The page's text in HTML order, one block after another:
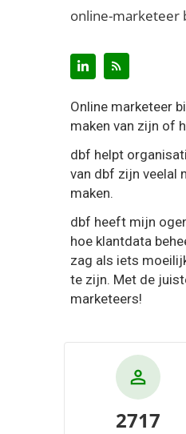
online-marketeer
Online marketeer
maken van zijn of
dbf helpt
van dbf zijn veelal
maken.
dbf heeft mijn
hoe klantdata
zag als iets
te zijn. Met de
marketeers!
2717